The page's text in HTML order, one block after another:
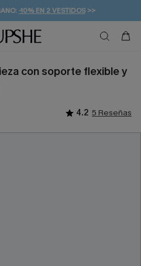
-10% EN 2 VESTIDOS>>
& GANAR -10% EXTRA!
A PARTIR DE 49 € >>
con soporte flexible y
4.2 5 Reseñas